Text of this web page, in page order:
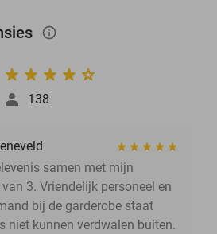
info_outlined
138
samen met mijn
3. Vriendelijk personeel en
bij de garderobe staat
niet kunnen verdwalen buiten.